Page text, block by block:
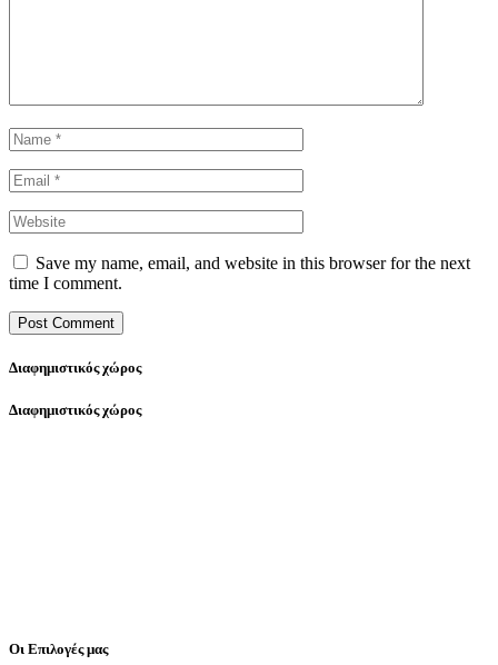
Save my name, email, and website in this browser for the next
time I comment.
Διαφημιστικός χώρος
Διαφημιστικός χώρος
Οι Επιλογές μας